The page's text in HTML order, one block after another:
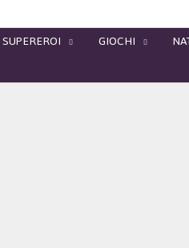
SUPEREROI GIOCHI